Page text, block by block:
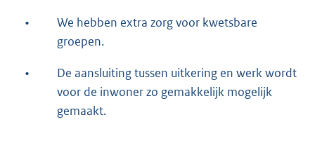
•
We hebben extra zorg voor kwetsbare
groepen.
•
De aansluiting tussen uitkering en werk wordt
voor de inwoner zo gemakkelijk mogelijk
gemaakt.